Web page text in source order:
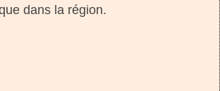
dans la région.